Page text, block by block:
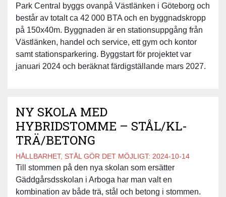
Park Central byggs ovanpå Västlänken i Göteborg och
består av totalt ca 42 000 BTA och en byggnadskropp
på 150x40m. Byggnaden är en stationsuppgång från
Västlänken, handel och service, ett gym och kontor
samt stationsparkering. Byggstart för projektet var
januari 2024 och beräknat färdigställande mars 2027.
NY SKOLA MED
HYBRIDSTOMME – STÅL/KL-
TRÄ/BETONG
HÅLLBARHET, STÅL GÖR DET MÖJLIGT: 2024-10-14
Till stommen på den nya skolan som ersätter
Gäddgårsdsskolan i Arboga har man valt en
kombination av både trä, stål och betong i stommen.